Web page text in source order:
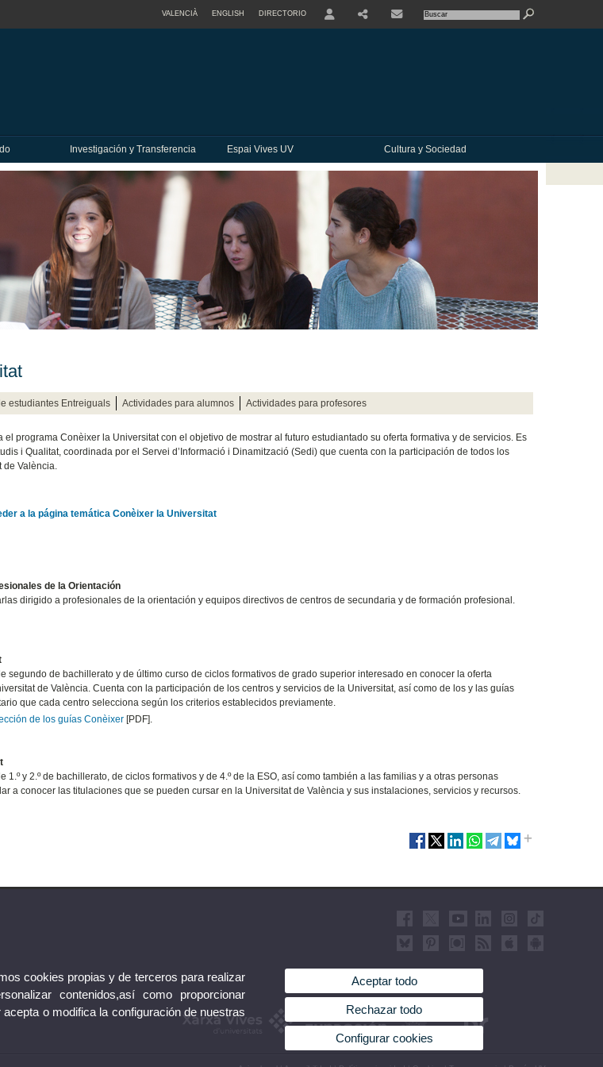
VALENCIÀ ENGLISH DIRECTORIO
Investigación y Transferencia Espai Vives UV Cultura y Sociedad
estudiantes Entreiguals Actividades para alumnos Actividades para profesores
el programa Conèixer la Universitat con el objetivo de mostrar al futuro estudiantado su oferta formativa y de servicios. Es
i Qualitat, coordinada por el Servei d’Informació i Dinamització (Sedi) que cuenta con la participación de todos los
València.
a la página temática Conèixer la Universitat
de la Orientación
dirigido a profesionales de la orientación y equipos directivos de centros de secundaria y de formación profesional.
segundo de bachillerato y de último curso de ciclos formativos de grado superior interesado en conocer la oferta
de València. Cuenta con la participación de los centros y servicios de la Universitat, así como de los y las guías
que cada centro selecciona según los criterios establecidos previamente.
de los guías Conèixer[PDF].
y 2.º de bachillerato, de ciclos formativos y de 4.º de la ESO, así como también a las familias y a otras personas
a conocer las titulaciones que se pueden cursar en la Universitat de València y sus instalaciones, servicios y recursos.
cookies propias y de terceros para realizar
contenidos,así como proporcionar
o modifica la configuración de nuestras
Aceptar todo
Rechazar todo
Configurar cookies